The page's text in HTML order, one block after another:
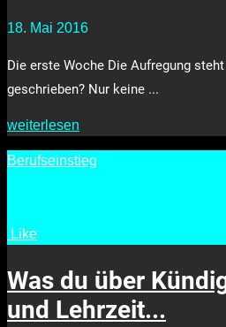
18. Mai 2016
Die erste Woche Die Aufregung
geschrieben? Nur keine ...
weiterlesen
Berufseinstieg
Like
Was du über
und Lehrzeit...